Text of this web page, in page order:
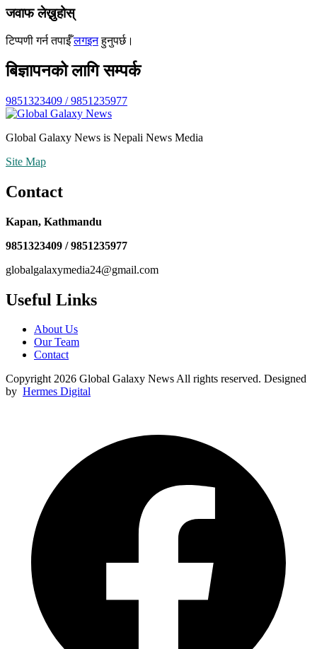
जवाफ लेख्नुहोस्
टिप्पणी गर्न तपाईँलगइनहुनुपर्छ।
बिज्ञापनको लागि सम्पर्क
9851323409 / 9851235977
Global Galaxy News is Nepali News Media
Site Map
Contact
Kapan, Kathmandu
9851323409 / 9851235977
globalgalaxymedia24@gmail.com
Useful Links
About Us
Our Team
Contact
Copyright 2026 Global Galaxy News All rights reserved. Designed
by Hermes Digital